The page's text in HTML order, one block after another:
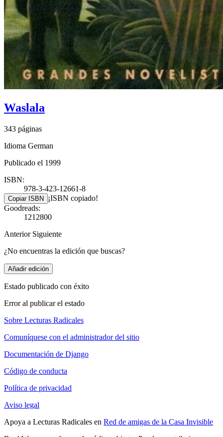
Waslala
343 páginas
Idioma German
Publicado el 1999
ISBN:
978-3-423-12661-8
Copiar ISBN ¡ISBN copiado!
Goodreads:
1212800
Anterior Siguiente
¿No encuentras la edición que buscas?
Añadir edición
Estado publicado con éxito
Error al publicar el estado
Sobre Lecturas Radicales
Comuníquese con el administrador del sitio
Documentación de Django
Código de conducta
Política de privacidad
Aviso legal
Apoya a Lecturas Radicales en Red de amigas de la Casa Invisible